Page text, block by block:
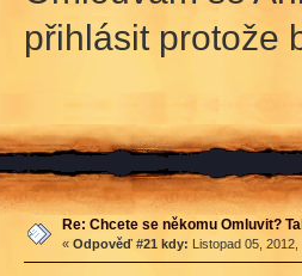
přihlásit protože
Re: Chcete se někomu Omluvit?
« Odpověď #21 kdy: Listopad 05,